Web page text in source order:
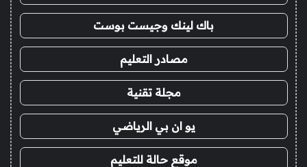
باك لينك وجيست بوست
مصادر التعليم
مجلة تقنية
يو ان بي الرياضي
موقع حالة للتعليم